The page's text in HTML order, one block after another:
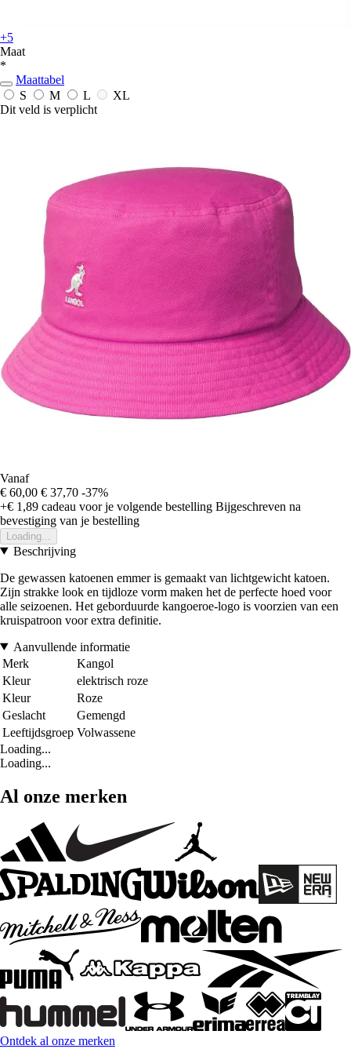
+5
Maat
*
Maattabel
S
M L
XL
Dit veld is verplicht
Vanaf
€ 60,00 € 37,70 -37%
+€ 1,89 cadeau voor je volgende bestelling Bijgeschreven na
bevestiging van je bestelling
Loading...
Beschrijving
De gewassen katoenen emmer is gemaakt van lichtgewicht katoen.
Zijn strakke look en tijdloze vorm maken het de perfecte hoed voor
alle seizoenen. Het geborduurde kangoeroe-logo is voorzien van een
kruispatroon voor extra definitie.
Aanvullende informatie
Merk
Kangol
Kleur
elektrisch roze
Kleur
Roze
Geslacht
Gemengd
Leeftijdsgroep Volwassene
Loading...
Loading...
Al onze merken
Ontdek al onze merken